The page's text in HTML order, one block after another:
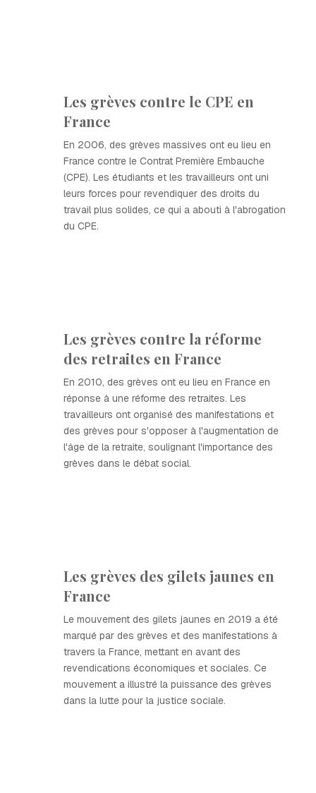
Les grèves contre le CPE en
France
En 2006, des grèves massives ont eu lieu en
France contre le Contrat Première Embauche
(CPE). Les étudiants et les travailleurs ont uni
leurs forces pour revendiquer des droits du
travail plus solides, ce qui a abouti à l'abrogation
du CPE.
Les grèves contre la réforme
des retraites en France
En 2010, des grèves ont eu lieu en France en
réponse à une réforme des retraites. Les
travailleurs ont organisé des manifestations et
des grèves pour s'opposer à l'augmentation de
l'âge de la retraite, soulignant l'importance des
grèves dans le débat social.
Les grèves des gilets jaunes en
France
Le mouvement des gilets jaunes en 2019 a été
marqué par des grèves et des manifestations à
travers la France, mettant en avant des
revendications économiques et sociales. Ce
mouvement a illustré la puissance des grèves
dans la lutte pour la justice sociale.